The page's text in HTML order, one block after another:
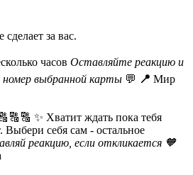
за вас.
часов Оставляйте реакцию и
выбранной карты 💬 📍 Мир
✨ Хватит ждать пока тебя
Выбери себя сам - остальное
реакцию, если откликается 🧡